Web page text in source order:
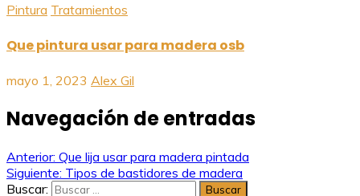
Pintura Tratamientos
Que pintura usar para madera osb
mayo 1, 2023 Alex Gil
Navegación de entradas
Anterior: Que lija usar para madera pintada
Siguiente: Tipos de bastidores de madera
Buscar: